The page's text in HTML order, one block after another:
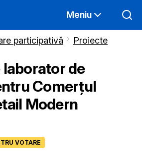
Meniu
participativă Proiecte
de
Comerțul
Modern
VOTARE